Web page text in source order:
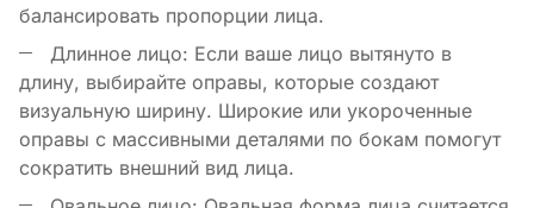
балансировать пропорции лица.
Длинное лицо: Если ваше лицо вытянуто в
длину, выбирайте оправы, которые создают
визуальную ширину. Широкие или укороченные
оправы с массивными деталями по бокам помогут
сократить внешний вид лица.